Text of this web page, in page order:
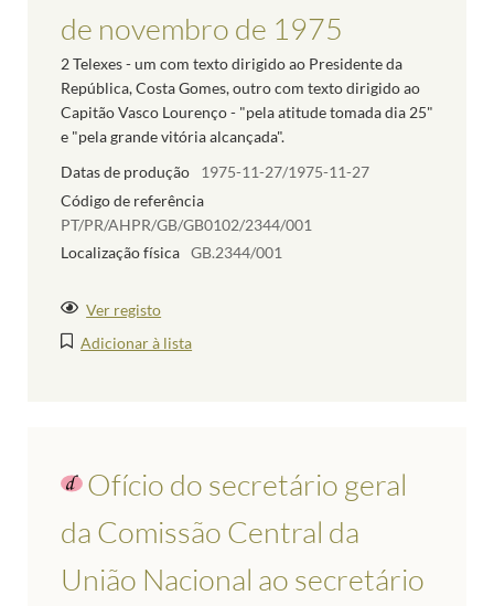
de novembro de 1975
2 Telexes - um com texto dirigido ao Presidente da
República, Costa Gomes, outro com texto dirigido ao
Capitão Vasco Lourenço - "pela atitude tomada dia 25"
e "pela grande vitória alcançada".
Datas de produção
1975-11-27/1975-11-27
Código de referência
PT/PR/AHPR/GB/GB0102/2344/001
Localização física GB.2344/001
Ver registo
Adicionar à lista
Ofício do secretário geral
da Comissão Central da
União Nacional ao secretário